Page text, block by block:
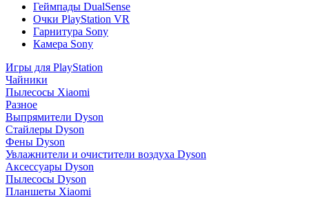
Геймпады DualSense
Очки PlayStation VR
Гарнитура Sony
Камера Sony
Игры для PlayStation
Чайники
Пылесосы Xiaomi
Разное
Выпрямители Dyson
Стайлеры Dyson
Фены Dyson
Увлажнители и очистители воздуха Dyson
Аксессуары Dyson
Пылесосы Dyson
Планшеты Xiaomi